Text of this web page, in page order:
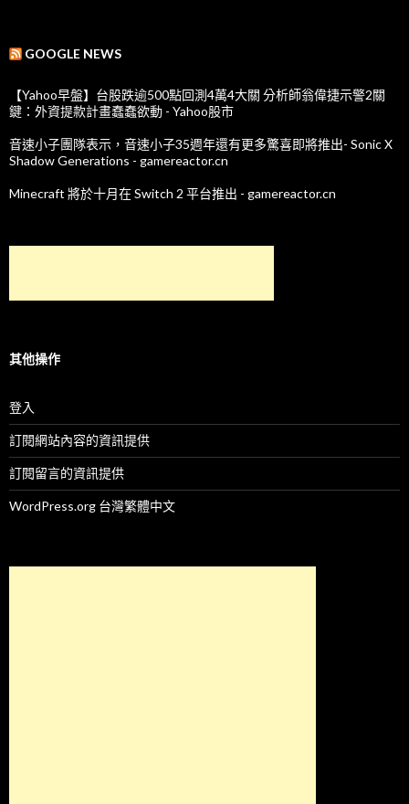
GOOGLE NEWS
【Yahoo早盤】台股跌逾500點回測4萬4大關 分析師翁偉捷示警2關
鍵：外資提款計畫蠢蠢欲動 - Yahoo股市
音速小子團隊表示，音速小子35週年還有更多驚喜即將推出- Sonic X
Shadow Generations - gamereactor.cn
Minecraft 將於十月在 Switch 2 平台推出 - gamereactor.cn
其他操作
登入
訂閱網站內容的資訊提供
訂閱留言的資訊提供
WordPress.org 台灣繁體中文